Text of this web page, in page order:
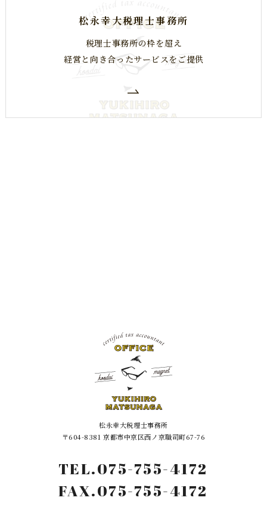
松永幸大税理士事務所
税理士事務所の枠を超え
​​​​​​​経営と向き合ったサービスをご提供
松永幸大税理士事務所
〒604-8381 京都市中京区西ノ京職司町67-76
TEL.075-755-4172
FAX.075-755-4172